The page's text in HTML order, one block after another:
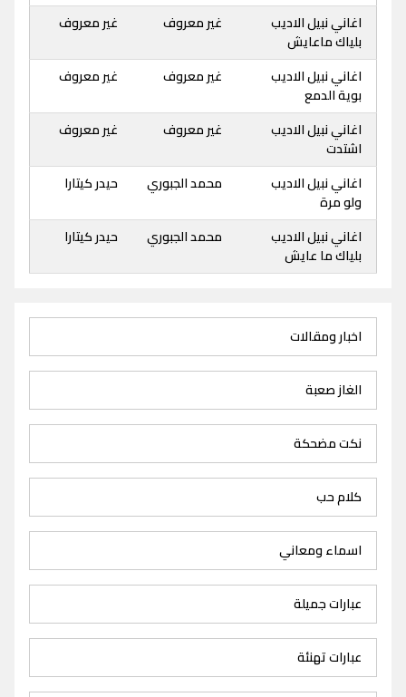
اغاني نبيل الاديب
بلياك ماعايش
غير معروف غير معروف
اغاني نبيل الاديب
بوية الدمع
غير معروف غير معروف
اغاني نبيل الاديب
اشتدت
غير معروف غير معروف
اغاني نبيل الاديب
ولو مرة
محمد الجبوري حيدر كيتارا
اغاني نبيل الاديب
بلياك ما عايش
محمد الجبوري حيدر كيتارا
اخبار ومقالات
الغاز صعبة
نكت مضحكة
كلام حب
اسماء ومعاني
عبارات جميلة
عبارات تهنئة